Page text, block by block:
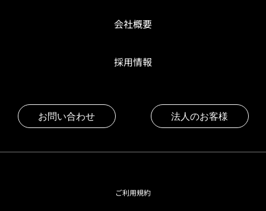
会社概要
採用情報
お問い合わせ 法人のお客様
ご利用規約